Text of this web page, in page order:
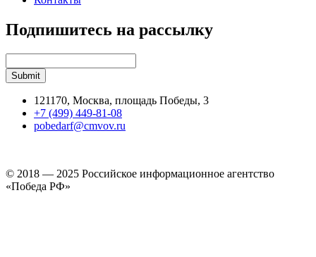
Подпишитесь на рассылку
121170, Москва, площадь Победы, 3
+7 (499) 449-81-08
pobedarf@cmvov.ru
© 2018 — 2025 Российское информационное агентство
«Победа РФ»